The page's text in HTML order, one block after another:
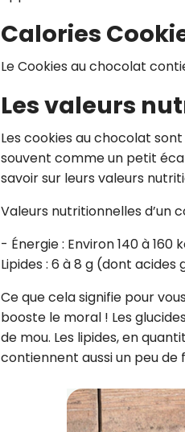
Calories
Le Cookies au chocolat
Les valeurs
Les cookies au chocolat
souvent comme un petit
savoir sur leurs valeurs
Valeurs nutritionnelles d’un
- Énergie : Environ 140 à 160
Lipides : 6 à 8 g (dont acides
Ce que cela signifie pour
booste le moral ! Les
de mou. Les lipides, en
contiennent aussi un peu